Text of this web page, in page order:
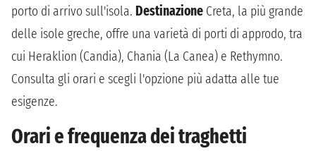
porto di arrivo sull'isola. Destinazione Creta, la più grande
delle isole greche, offre una varietà di porti di approdo, tra
cui Heraklion (Candia), Chania (La Canea) e Rethymno.
Consulta gli orari e scegli l'opzione più adatta alle tue
esigenze.
Orari e frequenza dei traghetti